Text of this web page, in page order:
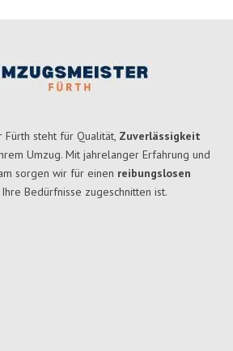
Fürth steht für Qualität, Zuverlässigkeit
Umzug. Mit jahrelanger Erfahrung und
sorgen wir für einen reibungslosen
Bedürfnisse zugeschnitten ist.